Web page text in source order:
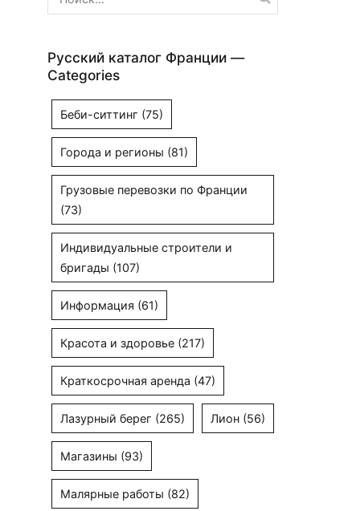
Русский каталог Франции —
Categories
Беби-ситтинг (75)
Города и регионы (81)
Грузовые перевозки по Франции
(73)
Индивидуальные строители и
бригады (107)
Информация (61)
Красота и здоровье (217)
Краткосрочная аренда (47)
Лазурный берег (265) Лион (56)
Магазины (93)
Малярные работы (82)